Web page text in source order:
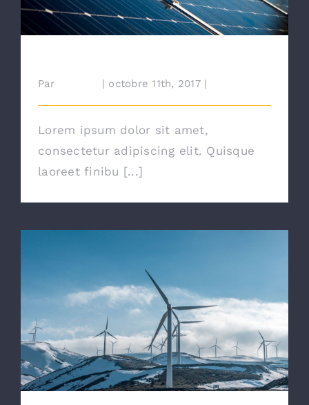
Extranet
Par | octobre 11th, 2017 |
Lorem ipsum dolor sit amet,
consectetur adipiscing elit. Quisque
laoreet finibu [...]
Are There Other Affordable Options?